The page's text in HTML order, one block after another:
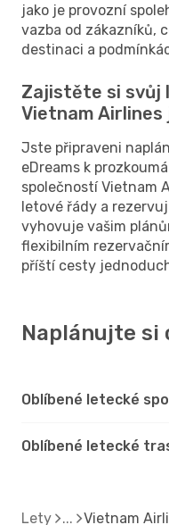
jako je provozní
vazba od zákazníků,
destinaci a
Zajistěte si svůj
Vietnam Airlines
Jste připraveni
eDreams k
společností Vietnam
letové řády a
vyhovuje vašim
flexibilním
příští cesty
Naplánujte si
Oblíbené letecké
Oblíbené letecké
Lety Vietnam